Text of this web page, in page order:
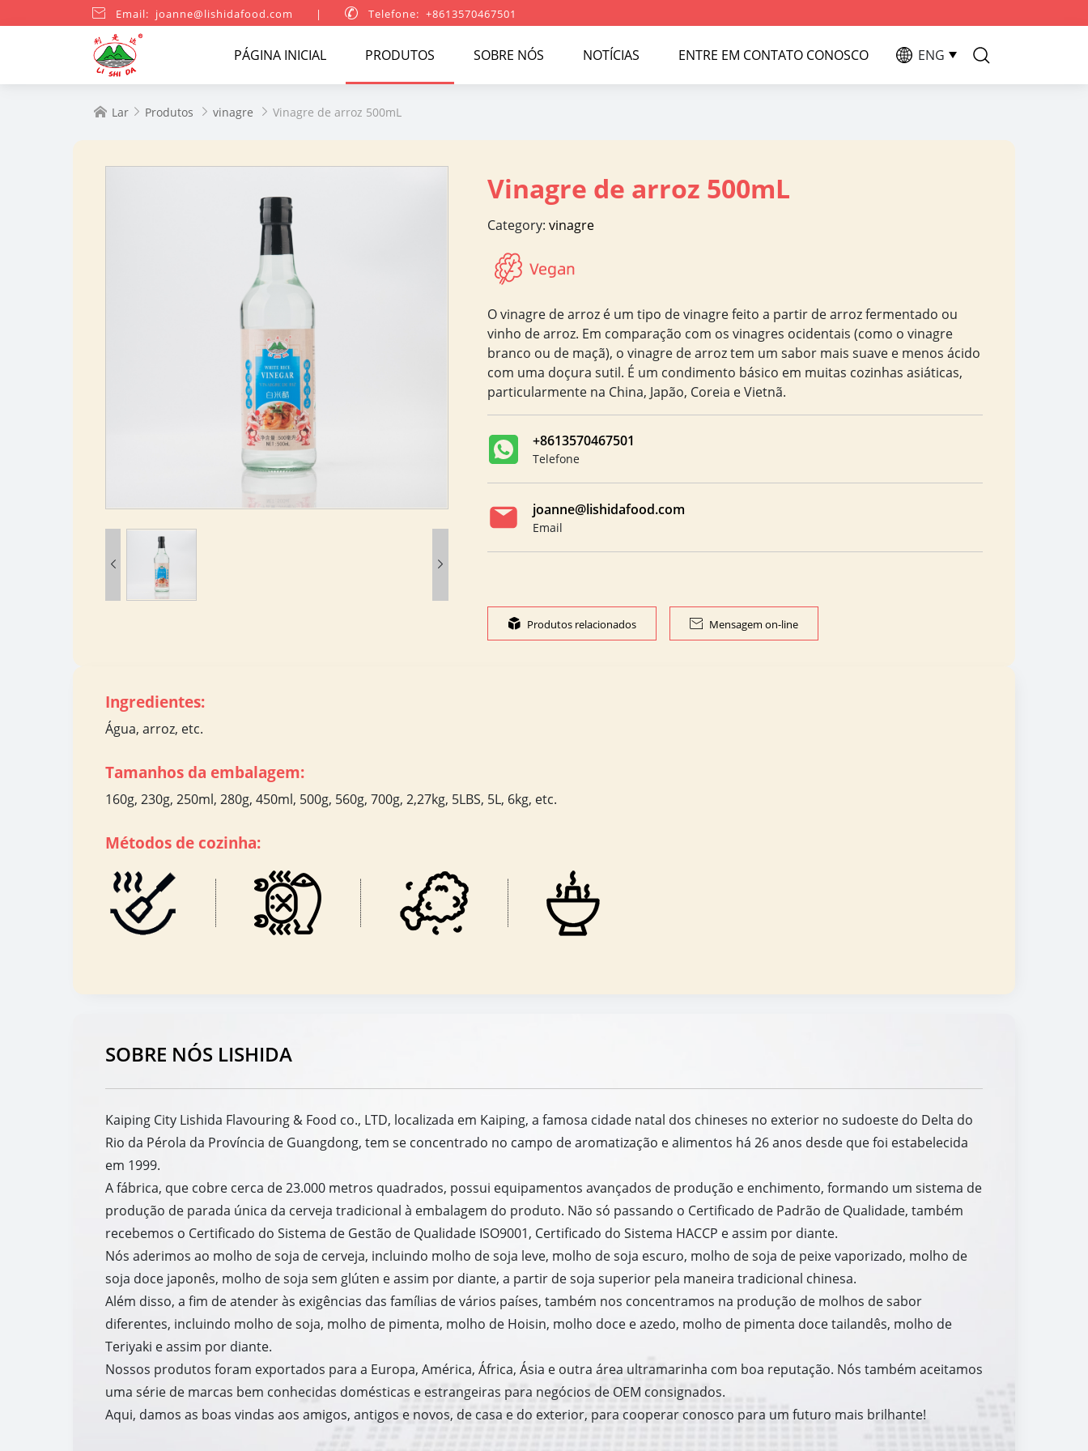
 Email: joanne@lishidafood.com |  Telefone: +8613570467501
PÁGINA INICIAL PRODUTOS SOBRE NÓS NOTÍCIAS ENTRE EM CONTATO CONOSCO ENG
 Lar  Produtos  vinagre  Vinagre de arroz 500mL
 
Vinagre de arroz 500mL
Category: vinagre
O vinagre de arroz é um tipo de vinagre feito a partir de arroz fermentado ou
vinho de arroz. Em comparação com os vinagres ocidentais (como o vinagre
branco ou de maçã), o vinagre de arroz tem um sabor mais suave e menos ácido
com uma doçura sutil. É um condimento básico em muitas cozinhas asiáticas,
particularmente na China, Japão, Coreia e Vietnã.
+8613570467501
Telefone
joanne@lishidafood.com
Email
 Produtos relacionados  Mensagem on-line
Ingredientes:
Água, arroz, etc.
Tamanhos da embalagem:
160g, 230g, 250ml, 280g, 450ml, 500g, 560g, 700g, 2,27kg, 5LBS, 5L, 6kg, etc.
Métodos de cozinha:
SOBRE NÓS LISHIDA
Kaiping City Lishida Flavouring & Food co., LTD, localizada em Kaiping, a famosa cidade natal dos chineses no exterior no sudoeste do Delta do
Rio da Pérola da Província de Guangdong, tem se concentrado no campo de aromatização e alimentos há 26 anos desde que foi estabelecida
em 1999.
A fábrica, que cobre cerca de 23.000 metros quadrados, possui equipamentos avançados de produção e enchimento, formando um sistema de
produção de parada única da cerveja tradicional à embalagem do produto. Não só passando o Certificado de Padrão de Qualidade, também
recebemos o Certificado do Sistema de Gestão de Qualidade ISO9001, Certificado do Sistema HACCP e assim por diante.
Nós aderimos ao molho de soja de cerveja, incluindo molho de soja leve, molho de soja escuro, molho de soja de peixe vaporizado, molho de
soja doce japonês, molho de soja sem glúten e assim por diante, a partir de soja superior pela maneira tradicional chinesa.
Além disso, a fim de atender às exigências das famílias de vários países, também nos concentramos na produção de molhos de sabor
diferentes, incluindo molho de soja, molho de pimenta, molho de Hoisin, molho doce e azedo, molho de pimenta doce tailandês, molho de
Teriyaki e assim por diante.
Nossos produtos foram exportados para a Europa, América, África, Ásia e outra área ultramarinha com boa reputação. Nós também aceitamos
uma série de marcas bem conhecidas domésticas e estrangeiras para negócios de OEM consignados.
Aqui, damos as boas vindas aos amigos, antigos e novos, de casa e do exterior, para cooperar conosco para um futuro mais brilhante!